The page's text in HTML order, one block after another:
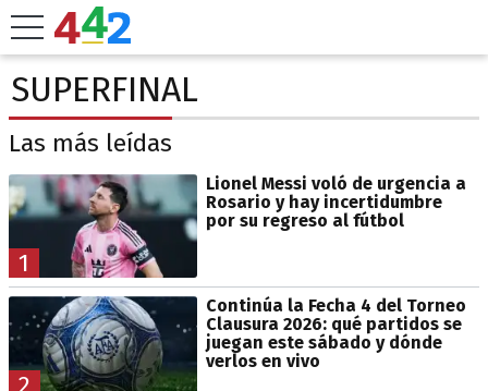
SUPERFINAL
Las más leídas
1
Lionel Messi voló de urgencia a
Rosario y hay incertidumbre
por su regreso al fútbol
2
Continúa la Fecha 4 del Torneo
Clausura 2026: qué partidos se
juegan este sábado y dónde
verlos en vivo